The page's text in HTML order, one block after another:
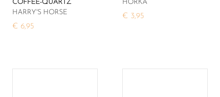
COFFEE-QUARTZ
HARRY'S HORSE
€ 6,95
HORKA
€ 3,95